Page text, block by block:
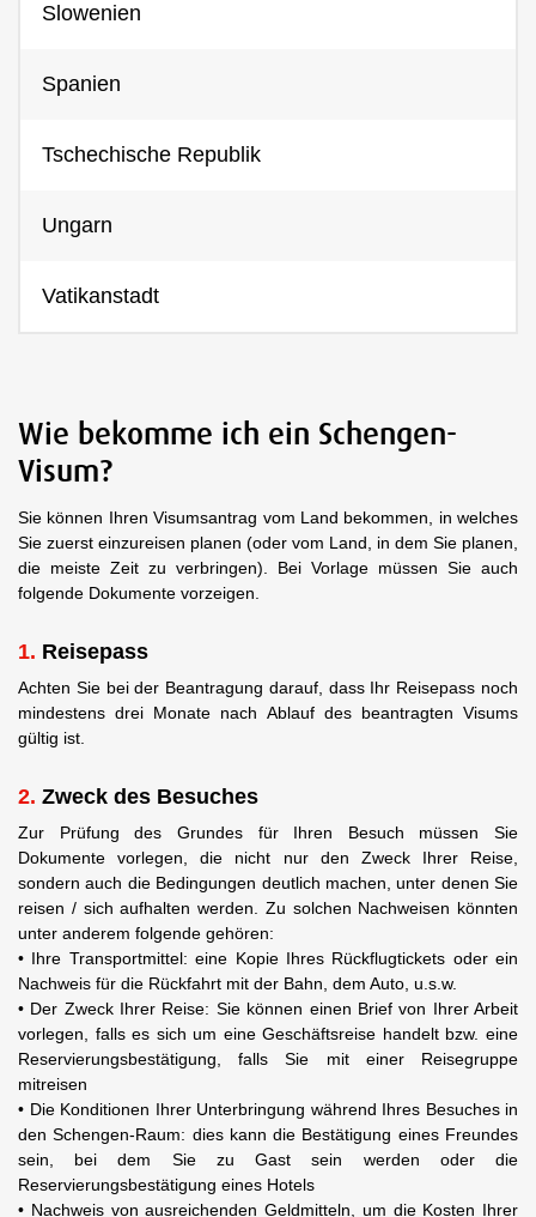
Slowenien
Spanien
Tschechische Republik
Ungarn
Vatikanstadt
Wie bekomme ich ein Schengen-
Visum?
Sie können Ihren Visumsantrag vom Land bekommen, in welches
Sie zuerst einzureisen planen (oder vom Land, in dem Sie planen,
die meiste Zeit zu verbringen). Bei Vorlage müssen Sie auch
folgende Dokumente vorzeigen.
Reisepass
Achten Sie bei der Beantragung darauf, dass Ihr Reisepass noch
mindestens drei Monate nach Ablauf des beantragten Visums
gültig ist.
Zweck des Besuches
Zur Prüfung des Grundes für Ihren Besuch müssen Sie
Dokumente vorlegen, die nicht nur den Zweck Ihrer Reise,
sondern auch die Bedingungen deutlich machen, unter denen Sie
reisen / sich aufhalten werden. Zu solchen Nachweisen könnten
unter anderem folgende gehören:
• Ihre Transportmittel: eine Kopie Ihres Rückflugtickets oder ein
Nachweis für die Rückfahrt mit der Bahn, dem Auto, u.s.w.
• Der Zweck Ihrer Reise: Sie können einen Brief von Ihrer Arbeit
vorlegen, falls es sich um eine Geschäftsreise handelt bzw. eine
Reservierungsbestätigung, falls Sie mit einer Reisegruppe
mitreisen
• Die Konditionen Ihrer Unterbringung während Ihres Besuches in
den Schengen-Raum: dies kann die Bestätigung eines Freundes
sein, bei dem Sie zu Gast sein werden oder die
Reservierungsbestätigung eines Hotels
• Nachweis von ausreichenden Geldmitteln, um die Kosten Ihrer